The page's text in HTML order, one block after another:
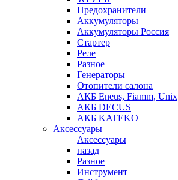
Предохранители
Аккумуляторы
Аккумуляторы Россия
Стартер
Реле
Разное
Генераторы
Отопители салона
АКБ Eneus, Fiamm, Unix
АКБ DECUS
АКБ KATEKO
Аксессуары
Аксессуары
назад
Разное
Инструмент